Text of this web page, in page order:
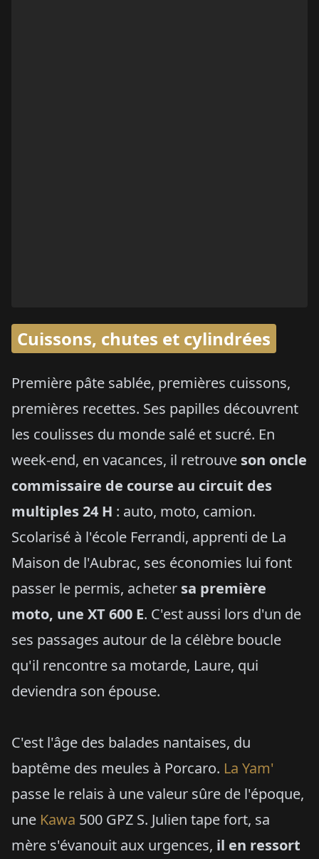
Cuissons, chutes et cylindrées
Première pâte sablée, premières cuissons,
premières recettes. Ses papilles découvrent
les coulisses du monde salé et sucré. En
week-end, en vacances, il retrouve son oncle
commissaire de course au circuit des
multiples 24 H : auto, moto, camion.
Scolarisé à l'école Ferrandi, apprenti de La
Maison de l'Aubrac, ses économies lui font
passer le permis, acheter sa première
moto, une XT 600 E. C'est aussi lors d'un de
ses passages autour de la célèbre boucle
qu'il rencontre sa motarde, Laure, qui
deviendra son épouse.
C'est l'âge des balades nantaises, du
baptême des meules à Porcaro. La Yam'
passe le relais à une valeur sûre de l'époque,
une Kawa 500 GPZ S. Julien tape fort, sa
mère s'évanouit aux urgences, il en ressort